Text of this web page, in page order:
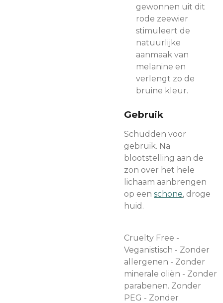
gewonnen uit dit
rode zeewier
stimuleert de
natuurlijke
aanmaak van
melanine en
verlengt zo de
bruine kleur.
Gebruik
Schudden voor
gebruik. Na
blootstelling aan de
zon over het hele
lichaam aanbrengen
op een schone, droge
huid.
Cruelty Free -
Veganistisch - Zonder
allergenen - Zonder
minerale oliën - Zonder
parabenen. Zonder
PEG - Zonder